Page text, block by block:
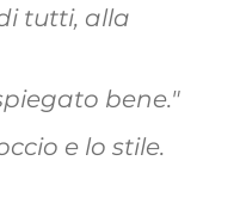
tutti, alla
bene."
e lo stile.